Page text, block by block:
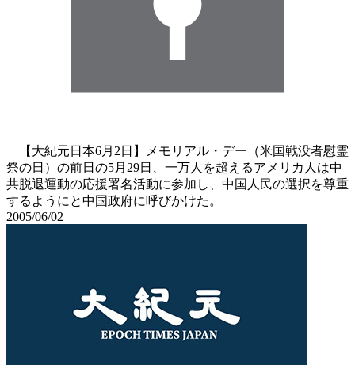
【大紀元日本6月2日】メモリアル・デー（米国戦没者慰霊
祭の日）の前日の5月29日、一万人を超えるアメリカ人は中
共脱退運動の応援署名活動に参加し、中国人民の選択を尊重
するようにと中国政府に呼びかけた。
2005/06/02